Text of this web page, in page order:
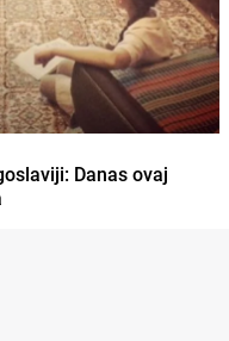
Danas ovaj